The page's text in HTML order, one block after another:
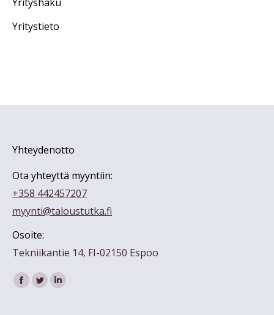
Yritystieto
Yhteydenotto
Ota yhteyttä myyntiin:
+358 442457207
myynti@taloustutka.fi
Osoite:
Tekniikantie 14, FI-02150 Espoo
Find us on:
Facebook
TwitterLinkedin